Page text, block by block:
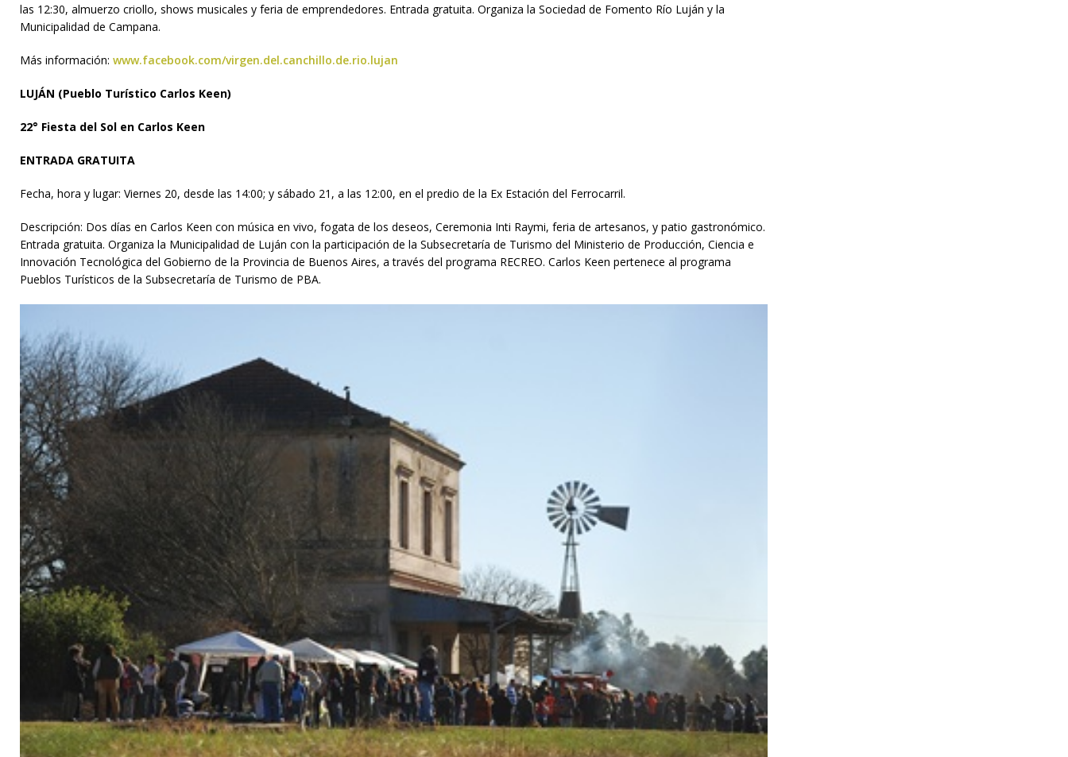
las 12:30, almuerzo criollo, shows musicales y feria de emprendedores. Entrada gratuita. Organiza la Sociedad de Fomento Río Luján y la
Municipalidad de Campana.
Más información: www.facebook.com/virgen.del.canchillo.de.rio.lujan
LUJÁN (Pueblo Turístico Carlos Keen)
22° Fiesta del Sol en Carlos Keen
ENTRADA GRATUITA
Fecha, hora y lugar: Viernes 20, desde las 14:00; y sábado 21, a las 12:00, en el predio de la Ex Estación del Ferrocarril.
Descripción: Dos días en Carlos Keen con música en vivo, fogata de los deseos, Ceremonia Inti Raymi, feria de artesanos, y patio gastronómico.
Entrada gratuita. Organiza la Municipalidad de Luján con la participación de la Subsecretaría de Turismo del Ministerio de Producción, Ciencia e
Innovación Tecnológica del Gobierno de la Provincia de Buenos Aires, a través del programa RECREO. Carlos Keen pertenece al programa
Pueblos Turísticos de la Subsecretaría de Turismo de PBA.